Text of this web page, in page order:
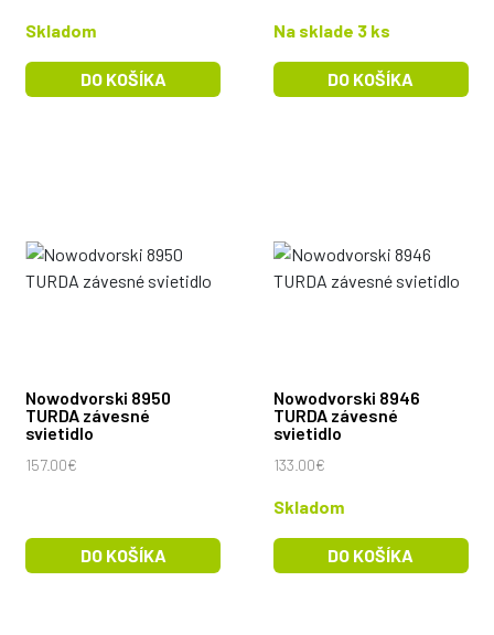
Skladom
DO KOŠÍKA
Na sklade 3 ks
DO KOŠÍKA
Nowodvorski 8950
TURDA závesné
svietidlo
157.00€
DO KOŠÍKA
Nowodvorski 8946
TURDA závesné
svietidlo
133.00€
Skladom
DO KOŠÍKA